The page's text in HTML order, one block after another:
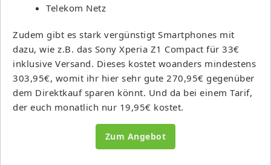
Telekom Netz
Zudem gibt es stark vergünstigt Smartphones mit
dazu, wie z.B. das Sony Xperia Z1 Compact für 33€
inklusive Versand. Dieses kostet woanders mindestens
303,95€, womit ihr hier sehr gute 270,95€ gegenüber
dem Direktkauf sparen könnt. Und da bei einem Tarif,
der euch monatlich nur 19,95€ kostet.
Zum Angebot